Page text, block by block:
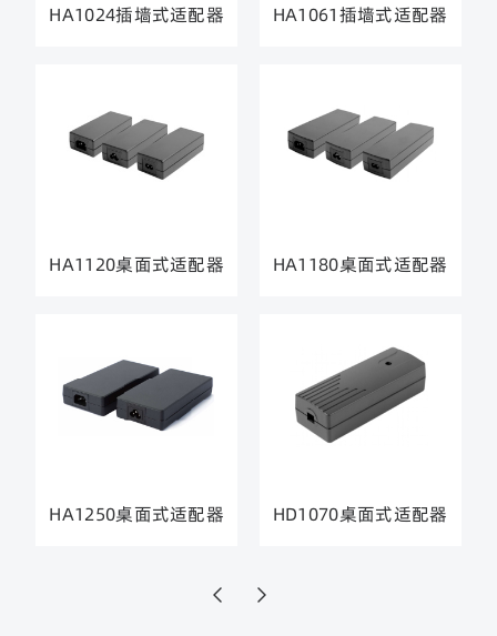
HA1024插墙式适配器 HA1061插墙式适配器
HA1120桌面式适配器 HA1180桌面式适配器
HA1250桌面式适配器 HD1070桌面式适配器